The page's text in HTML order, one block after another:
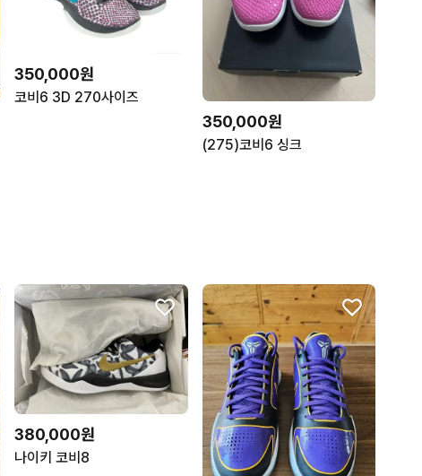
350,000원
코비6 3D 270사이즈
350,000원
(275)코비6 싱크
380,000원
나이키 코비8